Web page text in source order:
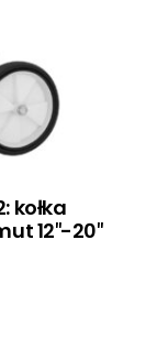
kołka
12″-20″